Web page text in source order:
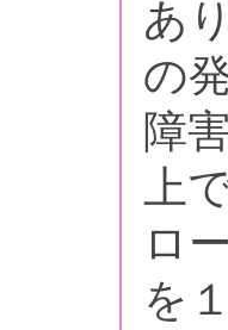
あ
の
障
上
ロ
を